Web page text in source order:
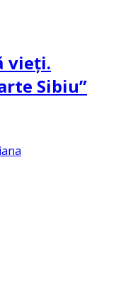
vieți.
Sibiu”